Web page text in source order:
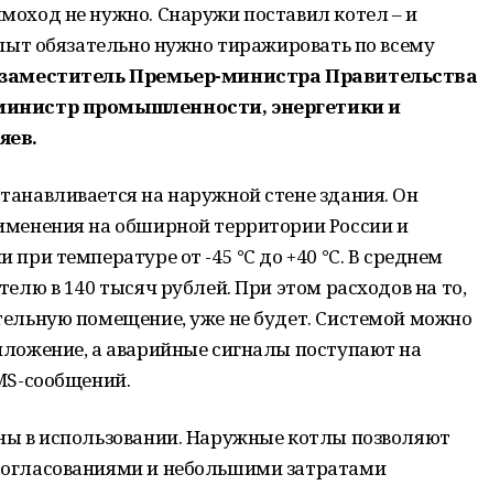
не нужно. Снаружи поставил котел – и
обязательно нужно тиражировать по всему
заместитель Премьер-министра Правительства
промышленности, энергетики и
на наружной стене здания. Он
на обширной территории России и
температуре от -45 °C до +40 °C. В среднем
в 140 тысяч рублей. При этом расходов на то,
помещение, уже не будет. Системой можно
а аварийные сигналы поступают на
сообщений.
в использовании. Наружные котлы позволяют
и небольшими затратами